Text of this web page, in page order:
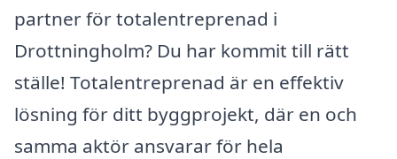
partner för totalentreprenad i
Drottningholm? Du har kommit till rätt
ställe! Totalentreprenad är en effektiv
lösning för ditt byggprojekt, där en och
samma aktör ansvarar för hela